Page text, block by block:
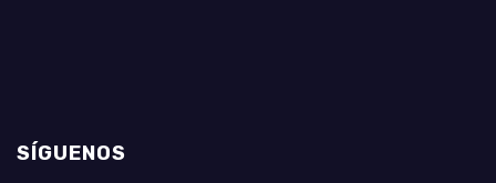
SÍGUENOS